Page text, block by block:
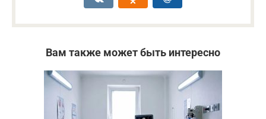
Вам также может быть интересно